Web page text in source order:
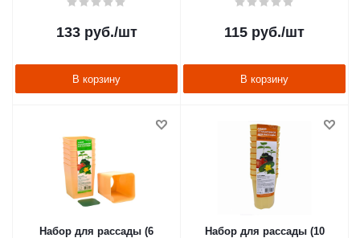
133руб./шт
В корзину
115 руб./шт
В корзину
Набор для рассады (6
Набор для рассады (10